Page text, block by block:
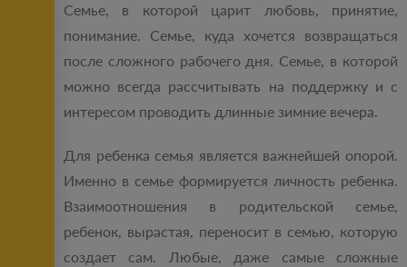
Семье, в которой царит любовь, принятие,
понимание. Семье, куда хочется возвращаться
после сложного рабочего дня. Семье, в которой
можно всегда рассчитывать на поддержку и с
интересом проводить длинные зимние вечера.
Для ребенка семья является важнейшей опорой.
Именно в семье формируется личность ребенка.
Взаимоотношения в родительской семье,
ребенок, вырастая, переносит в семью, которую
создает сам. Любые, даже самые сложные